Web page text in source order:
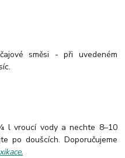
směsi - při uvedeném
l vroucí vody a nechte 8–10
po doušcích. Doporučujeme